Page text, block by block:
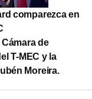
comparezca en
de
T-MEC y la
Moreira.